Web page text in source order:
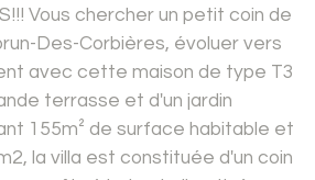
Vous chercher un petit coin de
Des-Corbières, évoluer vers
avec cette maison de type T3
terrasse et d'un jardin
155m² de surface habitable et
la villa est constituée d'un coin